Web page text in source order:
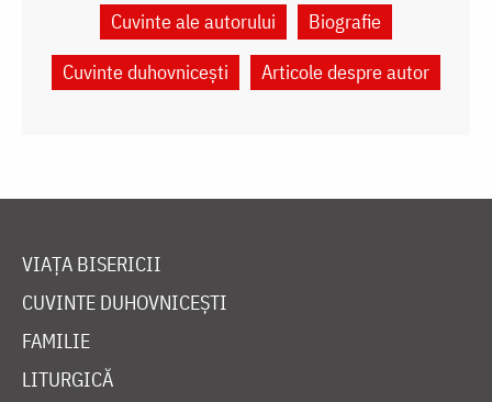
Cuvinte ale autorului
Biografie
Cuvinte duhovnicești
Articole despre autor
VIAȚA BISERICII
CUVINTE DUHOVNICEȘTI
FAMILIE
LITURGICĂ